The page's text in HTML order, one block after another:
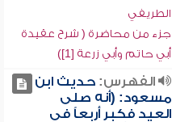
الطريفي
جزء من محاضرة ( شرح عقيدة
أبي حاتم وأبي زرعة [1])
الفهرس:حديث ابن
مسعود: (أنه صلى
العيد فكبر أربعاً في